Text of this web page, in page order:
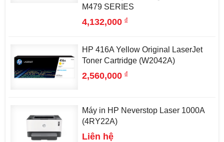
M479 SERIES
4,132,000đ
HP 416A Yellow Original LaserJet
Toner Cartridge (W2042A)
2,560,000đ
Máy in HP Neverstop Laser 1000A
(4RY22A)
Liên hệ